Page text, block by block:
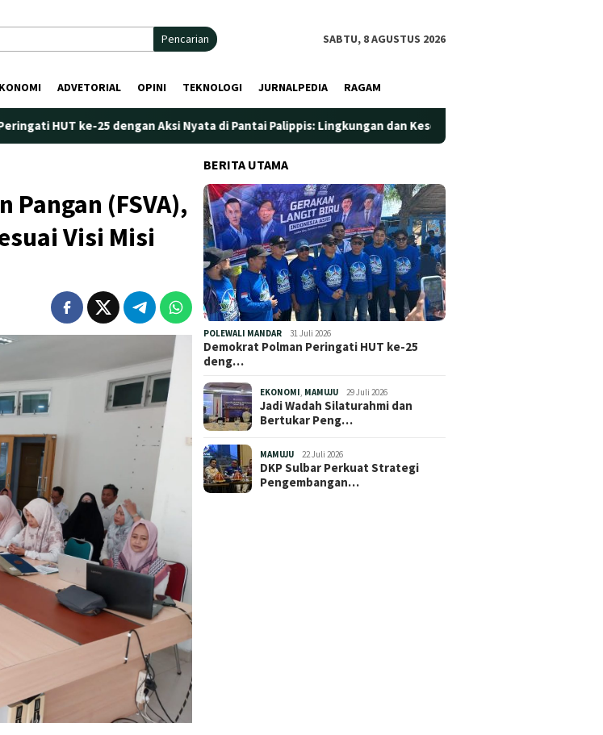
Pencarian SABTU, 8 AGUSTUS 2026
ADVETORIAL OPINI TEKNOLOGI JURNALPEDIA RAGAM
25 dengan Aksi Nyata di Pantai Palippis: Lingkungan dan Kesehatan Jadi Prioritas
Pangan (FSVA),
Visi Misi
BERITA UTAMA
POLEWALI MANDAR 31 Juli 2026
Demokrat Polman Peringati HUT ke-25
deng…
EKONOMI MAMUJU 29 Juli 2026
Jadi Wadah Silaturahmi dan
Bertukar Peng…
MAMUJU 22 Juli 2026
DKP Sulbar Perkuat Strategi
Pengembangan…